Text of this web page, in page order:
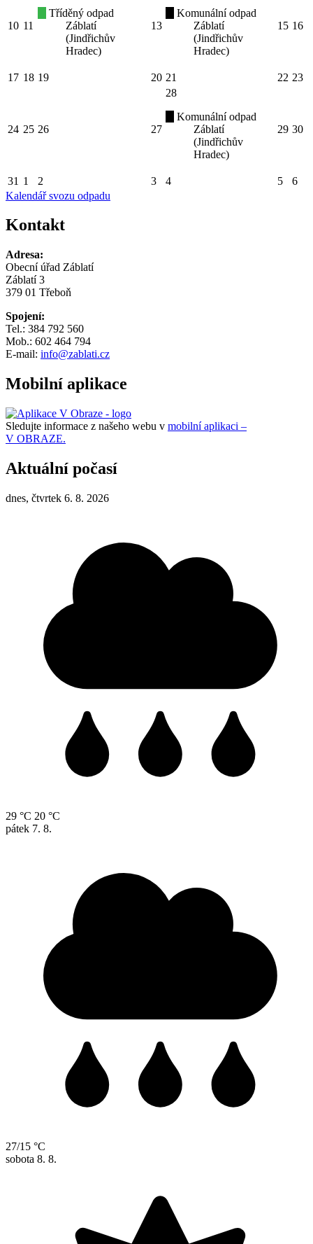
10 11
Tříděný odpad
Záblatí
(Jindřichův
Hradec)
13
Komunální odpad
Záblatí
(Jindřichův
Hradec)
15 16
17 18 19 20 21 22 23
24 25 26 27
28
Komunální odpad
Záblatí
(Jindřichův
Hradec)
29 30
31 1 2 3 4 5
6
Kalendář svozu odpadu
Kontakt
Adresa:
Obecní úřad Záblatí
Záblatí 3
379 01 Třeboň
Spojení:
Tel.: 384 792 560
Mob.: 602 464 794
E-mail: info@zablati.cz
Mobilní aplikace
Sledujte informace z našeho webu v mobilní aplikaci –
V OBRAZE.
Aktuální počasí
dnes, čtvrtek 6. 8. 2026
29 °C 20 °C
pátek 7. 8.
27/15 °C
sobota 8. 8.